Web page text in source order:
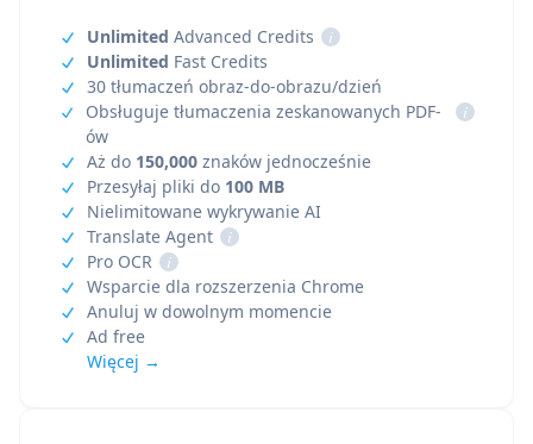
Unlimited Advanced Credits
i
Unlimited Fast Credits
30 tłumaczeń obraz-do-obrazu/dzień
Obsługuje tłumaczenia zeskanowanych PDF-
ów
i
Aż do 150,000 znaków jednocześnie
Przesyłaj pliki do 100 MB
Nielimitowane wykrywanie AI
Translate Agent
i
Pro OCR
i
Wsparcie dla rozszerzenia Chrome
Anuluj w dowolnym momencie
Ad free
Więcej →